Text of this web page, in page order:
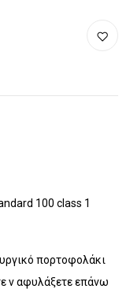
100 class 1
πορτοφολάκι
ν αφυλάξετε επάνω